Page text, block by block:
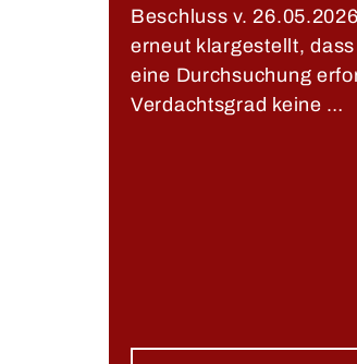
Beschluss v.
erneut klargestellt,
eine Durchsuchung
Verdachtsgrad keine …